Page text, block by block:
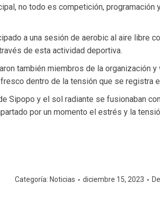
no todo es competición, programación
a una sesión de aerobic al aire libre
de esta actividad deportiva.
también miembros de la organización
dentro de la tensión que se registra
Sipopo y el sol radiante se fusionaban
por un momento el estrés y la
Categoría: Noticias diciembre 15, 2023